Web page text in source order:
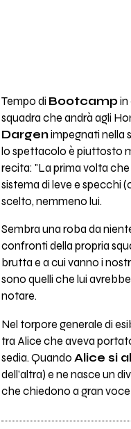
Tempo di Bootcampin
squadra che andrà agli
Dargenimpegnati nella
lo spettacolo è piuttosto
recita: "La prima volta
sistema di leve e specchi
scelto, nemmeno lui.
Sembra una roba da
confronti della propria
brutta e a cui vanno i
sono quelli che lui
notare.
Nel torpore generale di
tra Alice che aveva
sedia. Quando Alice si
dell'altra) e ne nasce un
che chiedono a gran